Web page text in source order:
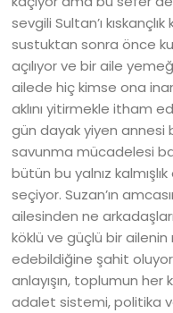
sevgili Sultan’ı
sustuktan sonra önce
açılıyor ve bir aile
ailede hiç kimse ona
aklını yitirmekle itham
gün dayak yiyen annesi
savunma mücadelesi
bütün bu yalnız
seçiyor. Suzan’ın
ailesinden ne
köklü ve güçlü bir
edebildiğine şahit
anlayışın, toplumun her
adalet sistemi, politika